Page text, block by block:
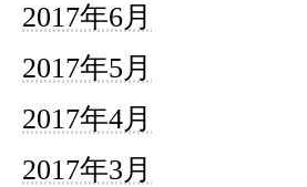
2017年6月
2017年5月
2017年4月
2017年3月